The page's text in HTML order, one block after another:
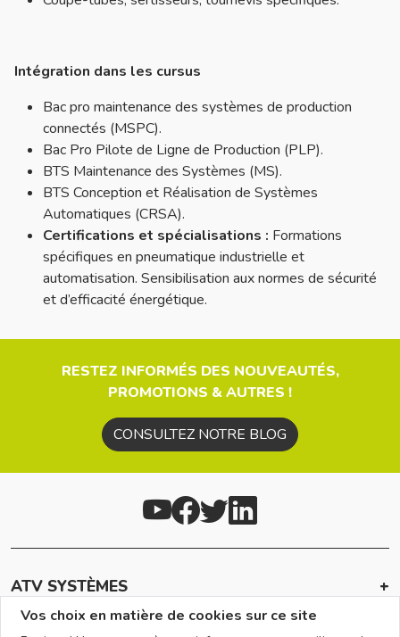
Intégration dans les cursus
Bac pro maintenance des systèmes de production
connectés (MSPC).
Bac Pro Pilote de Ligne de Production (PLP).
BTS Maintenance des Systèmes (MS).
BTS Conception et Réalisation de Systèmes
Automatiques (CRSA).
Certifications et spécialisations : Formations
spécifiques en pneumatique industrielle et
automatisation. Sensibilisation aux normes de sécurité
et d’efficacité énergétique.
RESTEZ INFORMÉS DES NOUVEAUTÉS,
PROMOTIONS & AUTRES !
CONSULTEZ NOTRE BLOG
ATV SYSTÈMES
INFOS
Vos choix en matière de cookies sur ce site